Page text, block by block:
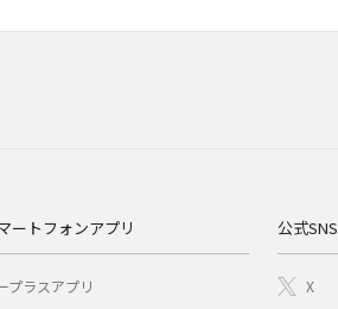
ートフォンアプリ
プラスアプリ
公式SNS
X